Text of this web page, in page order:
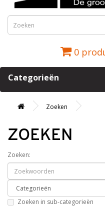
0
Categorieën
Zoeken
ZOEKEN
Zoeken:
Zoeken in sub-categorieën